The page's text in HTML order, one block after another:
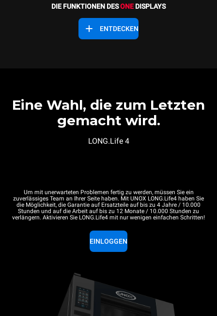
DIE FUNKTIONEN DESONE DISPLAYS
ENTDECKEN
Eine Wahl, die zum Letzten
gemacht wird.
LONG.Life 4
Um mit unerwarteten Problemen fertig zu werden, müssen Sie ein
zuverlässiges Team an Ihrer Seite haben. Mit UNOX LONG.Life4 haben Sie
die Möglichkeit, die Garantie auf Ersatzteile auf bis zu 4 Jahre / 10.000
Stunden und auf die Arbeit auf bis zu 12 Monate / 10.000 Stunden zu
verlängern. Aktivieren Sie LONG.Life4 mit nur wenigen einfachen Schritten!
EINLOGGEN